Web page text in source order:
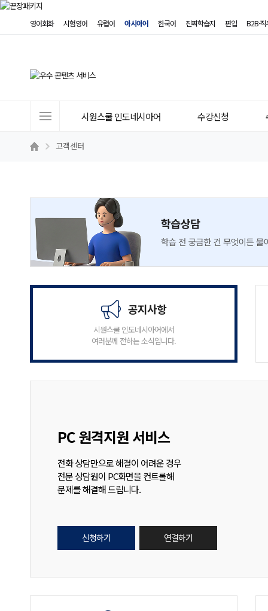
영어회화 시험영어 유럽어 아시아어 한국어 진짜학습지 편입 B2B·
트
시원스쿨 인도네시아어 수강신청
고객센터
공지사항
시원스쿨 인도네시아어에서
여러분께 전하는 소식입니다.
PC 원격지원 서비스
전화 상담만으로 해결이 어려운 경우
전문 상담원이 PC화면을 컨트롤해
문제를 해결해 드립니다.
신청하기 연결하기